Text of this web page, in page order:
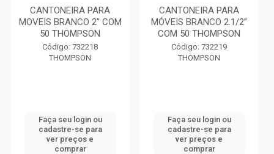
CANTONEIRA PARA
MOVEIS BRANCO 2” COM
50 THOMPSON
Código: 732218
THOMPSON
Faça seu login ou
cadastre-se para
ver preços e
comprar
CANTONEIRA PARA
MÓVEIS BRANCO 2.1/2”
COM 50 THOMPSON
Código: 732219
THOMPSON
Faça seu login ou
cadastre-se para
ver preços e
comprar